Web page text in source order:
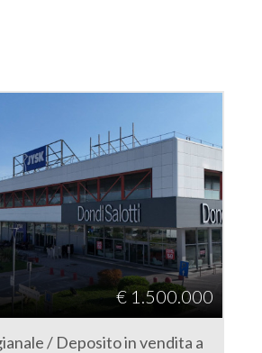
€ 1.500.000
/ Deposito in vendita a